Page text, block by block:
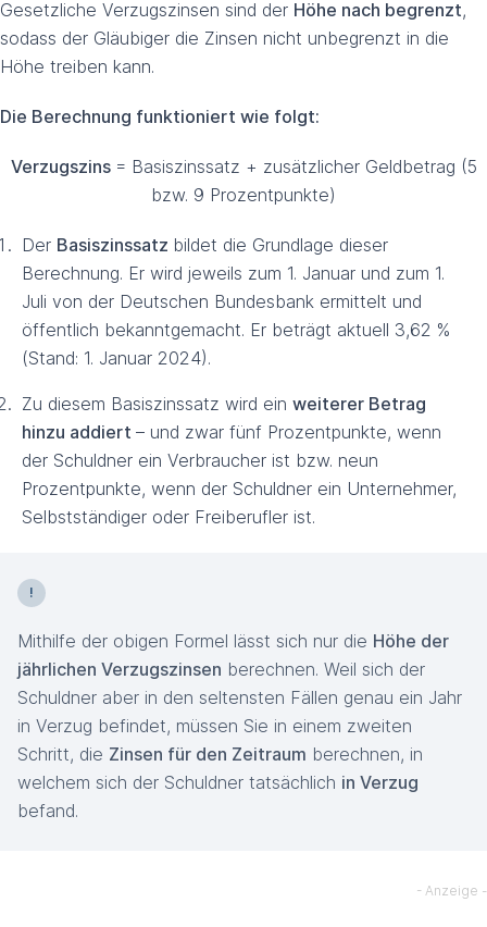
Gesetzliche Verzugszinsen sind der Höhe nach begrenzt,
sodass der Gläubiger die Zinsen nicht unbegrenzt in die
Höhe treiben kann.
Die Berechnung funktioniert wie folgt:
Verzugszins = Basiszinssatz + zusätzlicher Geldbetrag (5
bzw. 9 Prozentpunkte)
Der Basiszinssatz bildet die Grundlage dieser
Berechnung. Er wird jeweils zum 1. Januar und zum 1.
Juli von der Deutschen Bundesbank ermittelt und
öffentlich bekanntgemacht. Er beträgt aktuell 3,62 %
(Stand: 1. Januar 2024).
Zu diesem Basiszinssatz wird ein weiterer Betrag
hinzu addiert – und zwar fünf Prozentpunkte, wenn
der Schuldner ein Verbraucher ist bzw. neun
Prozentpunkte, wenn der Schuldner ein Unternehmer,
Selbstständiger oder Freiberufler ist.
Mithilfe der obigen Formel lässt sich nur die Höhe der
jährlichen Verzugszinsen berechnen. Weil sich der
Schuldner aber in den seltensten Fällen genau ein Jahr
in Verzug befindet, müssen Sie in einem zweiten
Schritt, die Zinsen für den Zeitraum berechnen, in
welchem sich der Schuldner tatsächlich in Verzug
befand.